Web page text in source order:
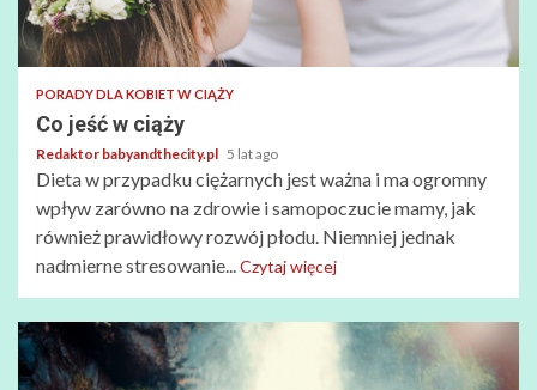
PORADY DLA KOBIET W CIĄŻY
Co jeść w ciąży
Redaktor babyandthecity.pl 5 lat ago
Dieta w przypadku ciężarnych jest ważna i ma ogromny
wpływ zarówno na zdrowie i samopoczucie mamy, jak
również prawidłowy rozwój płodu. Niemniej jednak
nadmierne stresowanie...Czytaj więcej